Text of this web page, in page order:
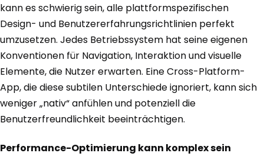
kann es schwierig sein, alle plattformspezifischen
Design- und Benutzererfahrungsrichtlinien perfekt
umzusetzen. Jedes Betriebssystem hat seine eigenen
Konventionen für Navigation, Interaktion und visuelle
Elemente, die Nutzer erwarten. Eine Cross-Platform-
App, die diese subtilen Unterschiede ignoriert, kann sich
weniger „nativ“ anfühlen und potenziell die
Benutzerfreundlichkeit beeinträchtigen.
Performance-Optimierung kann komplex sein